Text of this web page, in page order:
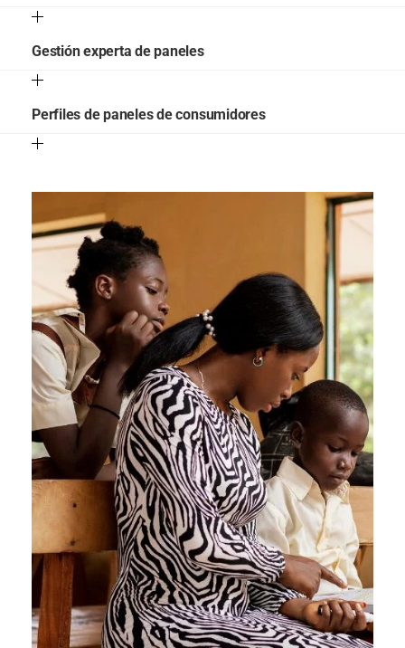
Gestión experta de paneles
Perfiles de paneles de consumidores